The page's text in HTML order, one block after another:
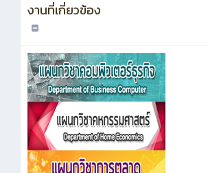
งานที่เกี่ยวข้อง